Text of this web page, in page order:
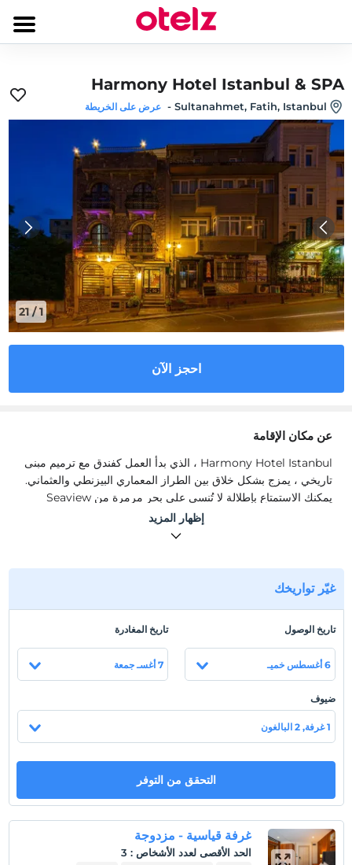
Harmony Hotel Istanbul & SPA
Sultanahmet, Fatih, Istanbul
- عرض على الخريطة
1
/
21
احجز الآن
عن مكان الإقامة
Harmony Hotel Istanbul ، الذي بدأ العمل كفندق مع ترميم مبنى
تاريخي ، يمزج بشكل خلاق بين الطراز المعماري البيزنطي والعثماني.
يمكنك الاستمتاع بإطلالة لا تُنسى على بحر مرمرة من Seaview
Harmony Hotel Istanbul ، الذي بدأ العمل كفندق مع ترميم مبنى
يمكنك الاستمتاع بإطلالة لا تُنسى على بحر مرمرة من Seaview
Terrace Cafe.
موقع
يقع فندق Harmony Hotel Istanbul على بعد بضع دقائق فقط & #
39 ؛ سيرا على الأقدام من أشهر مناطق الجذب في اسطنبول مثل آيا
عرض على الخريطة
سياسات الفندق
تسجيل الوصول
بعد 14:00
إظهار المزيد
غيّر تواريخك
تاريخ الوصول
6 أغسطس خميـ
تاريخ المغادرة
7 أغسـ جمعة
ضيوف
1 غرفة, 2 البالغون
التحقق من التوفر
غرفة قياسية - مزدوجة
الحد الأقصى لعدد الأشخاص :
3